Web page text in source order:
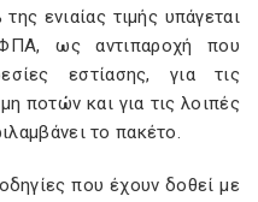
ενιαίας τιμής υπάγεται
ως αντιπαροχή που
εστίασης, για τις
ποτών και για τις λοιπές
το πακέτο.
που έχουν δοθεί με